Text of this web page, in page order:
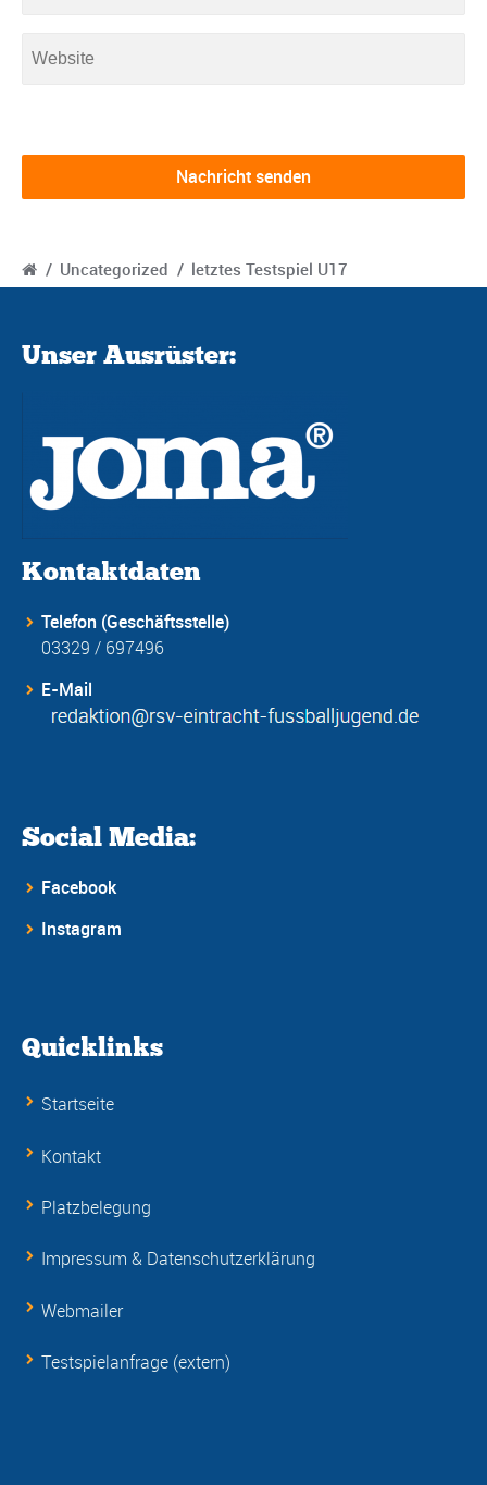
/ Uncategorized / letztes Testspiel U17
Unser Ausrüster:
Kontaktdaten
Telefon (Geschäftsstelle)
03329 / 697496
E-Mail
Social Media:
Facebook
Instagram
Quicklinks
Startseite
Kontakt
Platzbelegung
Impressum & Datenschutzerklärung
Webmailer
Testspielanfrage (extern)